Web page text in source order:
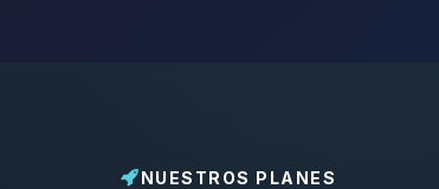
NUESTROS PLANES